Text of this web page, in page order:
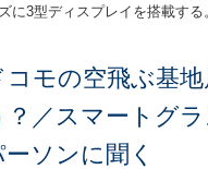
に3型ディスプレイを搭載する
コモの空飛ぶ基
？／スマートグ
ソンに聞く